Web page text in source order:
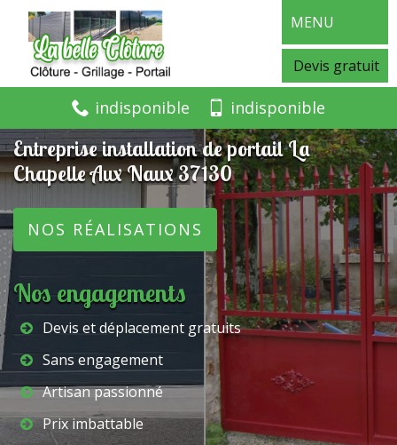
MENU
Devis gratuit
indisponible indisponible
Entreprise installation de portail La
Chapelle Aux Naux 37130
NOS RÉALISATIONS
Nos engagements
Devis et déplacement gratuits
Sans engagement
Artisan passionné
Prix imbattable